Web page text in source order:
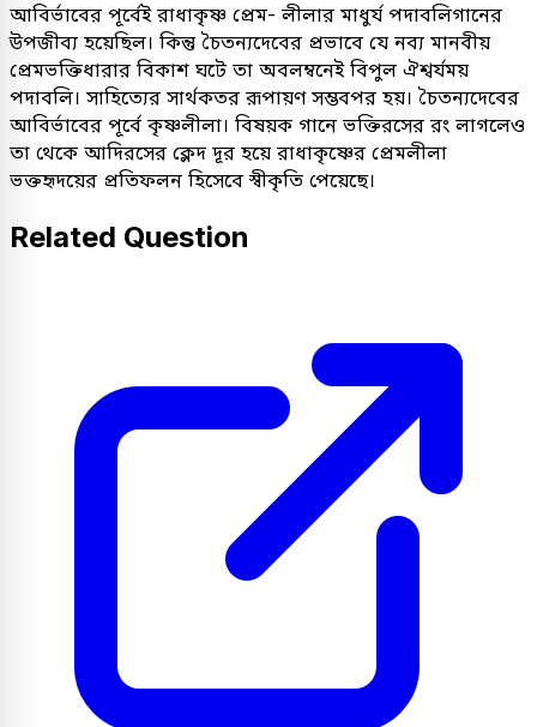
আবির্ভাবের পূর্বেই রাধাকৃষ্ণ প্রেম- লীলার মাধুর্য পদাবলিগানের
উপজীব্য হয়েছিল। কিন্তু চৈতন্যদেবের প্রভাবে যে নব্য মানবীয়
প্রেমভক্তিধারার বিকাশ ঘটে তা অবলম্বনেই বিপুল ঐশ্বর্যময়
পদাবলি। সাহিত্যের সার্থকতর রূপায়ণ সম্ভবপর হয়। চৈতন্যদেবের
আবির্ভাবের পূর্বে কৃষ্ণলীলা। বিষয়ক গানে ভক্তিরসের রং লাগলেও
তা থেকে আদিরসের ক্লেদ দূর হয়ে রাধাকৃষ্ণের প্রেমলীলা
ভক্তহৃদয়ের প্রতিফলন হিসেবে স্বীকৃতি পেয়েছে।
Related Question